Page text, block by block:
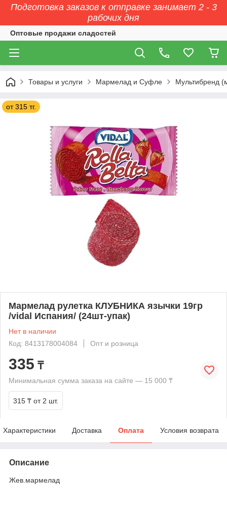
Подготовка заказов к отправке занимает 2 - 3
рабочих дня
Оптовые продажи сладостей
Товары и услуги Мармелад и Суфле Мультибренд
от 315 тг.
Мармелад рулетка КЛУБНИКА язычки 19гр
/vidal Испания/ (24шт-упак)
Нет в наличии
Код: 8413178004084
Опт и розница
335 ₸
Минимальная сумма заказа на сайте — 15 000 ₸
315 ₸ от 2 шт.
Характеристики Доставка Оплата Условия возврата
Описание
Жев.мармелад